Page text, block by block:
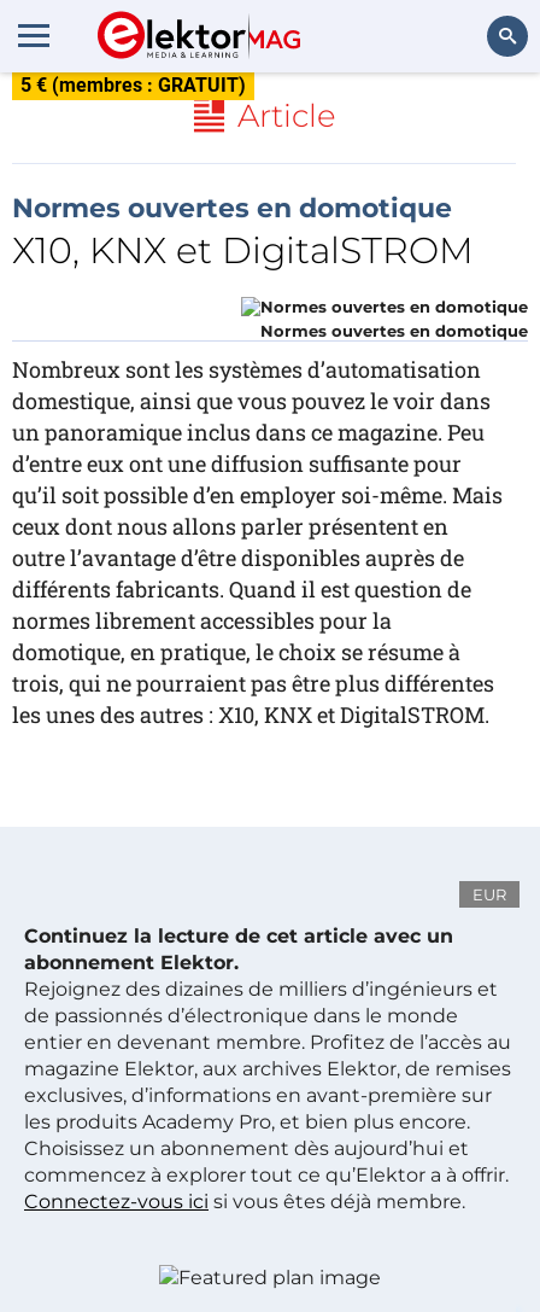
5 € (membres : GRATUIT)
Article
Normes ouvertes en domotique
X10, KNX et DigitalSTROM
Normes ouvertes en domotique
Nombreux sont les systèmes d’automatisation
domestique, ainsi que vous pouvez le voir dans
un panoramique inclus dans ce magazine. Peu
d’entre eux ont une diffusion suffisante pour
qu’il soit possible d’en employer soi-même. Mais
ceux dont nous allons parler présentent en
outre l’avantage d’être disponibles auprès de
différents fabricants. Quand il est question de
normes librement accessibles pour la
domotique, en pratique, le choix se résume à
trois, qui ne pourraient pas être plus différentes
les unes des autres : X10, KNX et DigitalSTROM.
EUR
Continuez la lecture de cet article avec un
abonnement Elektor.
Rejoignez des dizaines de milliers d’ingénieurs et
de passionnés d’électronique dans le monde
entier en devenant membre. Profitez de l’accès au
magazine Elektor, aux archives Elektor, de remises
exclusives, d’informations en avant-première sur
les produits Academy Pro, et bien plus encore.
Choisissez un abonnement dès aujourd’hui et
commencez à explorer tout ce qu’Elektor a à offrir.
Connectez-vous ici si vous êtes déjà membre.